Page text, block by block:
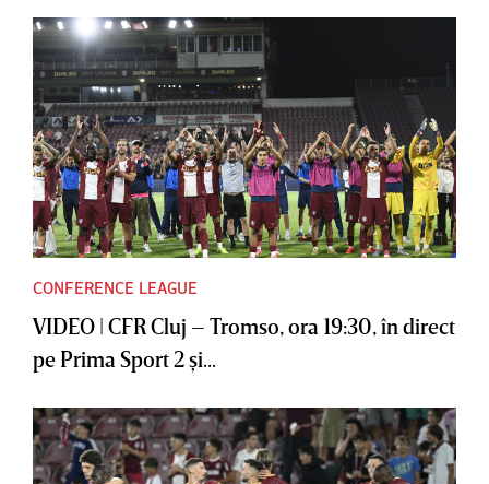
CONFERENCE LEAGUE
VIDEO | CFR Cluj – Tromso, ora 19:30, în direct
pe Prima Sport 2 şi...